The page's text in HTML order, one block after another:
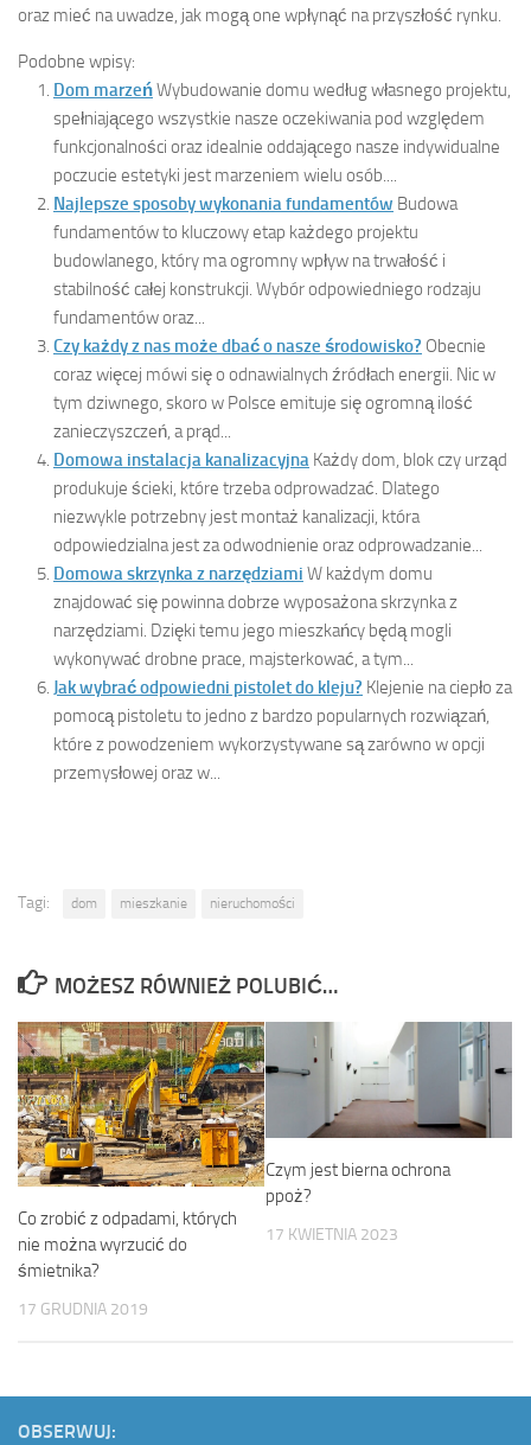
oraz mieć na uwadze, jak mogą one wpłynąć na przyszłość rynku.
Podobne wpisy:
Dom marzeńWybudowanie domu według własnego projektu,
spełniającego wszystkie nasze oczekiwania pod względem
funkcjonalności oraz idealnie oddającego nasze indywidualne
poczucie estetyki jest marzeniem wielu osób....
Najlepsze sposoby wykonania fundamentów Budowa
fundamentów to kluczowy etap każdego projektu
budowlanego, który ma ogromny wpływ na trwałość i
stabilność całej konstrukcji. Wybór odpowiedniego rodzaju
fundamentów oraz...
Czy każdy z nas może dbać o nasze środowisko? Obecnie
coraz więcej mówi się o odnawialnych źródłach energii. Nic w
tym dziwnego, skoro w Polsce emituje się ogromną ilość
zanieczyszczeń, a prąd...
Domowa instalacja kanalizacyjna Każdy dom, blok czy urząd
produkuje ścieki, które trzeba odprowadzać. Dlatego
niezwykle potrzebny jest montaż kanalizacji, która
odpowiedzialna jest za odwodnienie oraz odprowadzanie...
Domowa skrzynka z narzędziami W każdym domu
znajdować się powinna dobrze wyposażona skrzynka z
narzędziami. Dzięki temu jego mieszkańcy będą mogli
wykonywać drobne prace, majsterkować, a tym...
Jak wybrać odpowiedni pistolet do kleju? Klejenie na ciepło za
pomocą pistoletu to jedno z bardzo popularnych rozwiązań,
które z powodzeniem wykorzystywane są zarówno w opcji
przemysłowej oraz w...
Tagi: dom mieszkanie nieruchomości
MOŻESZ RÓWNIEŻ POLUBIĆ…
Co zrobić z odpadami, których
nie można wyrzucić do
śmietnika?
17 GRUDNIA 2019
Czym jest bierna ochrona
ppoż?
17 KWIETNIA 2023
OBSERWUJ: